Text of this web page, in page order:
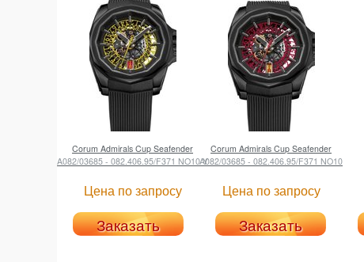
Corum Admirals Cup Seafender
A082/03685 - 082.406.95/F371 NO10 Y
Цена по запросу
Заказать
Corum Admirals Cup Seafender
A082/03685 - 082.406.95/F371 NO10
Цена по запросу
Заказать